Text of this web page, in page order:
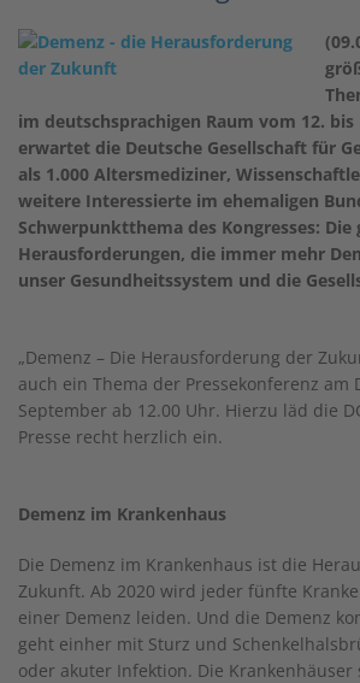
im deutschsprachigen Raum vom 12. bis
erwartet die Deutsche Gesellschaft für
als 1.000 Altersmediziner,
weitere Interessierte im ehemaligen
Schwerpunktthema des Kongresses: Die
Herausforderungen, die immer mehr
unser Gesundheitssystem und die
„Demenz – Die Herausforderung der
auch ein Thema der Pressekonferenz am
September ab 12.00 Uhr. Hierzu läd die
Presse recht herzlich ein.
Demenz im Krankenhaus
Die Demenz im Krankenhaus ist die
Zukunft. Ab 2020 wird jeder fünfte
einer Demenz leiden. Und die Demenz
geht einher mit Sturz und
oder akuter Infektion. Die